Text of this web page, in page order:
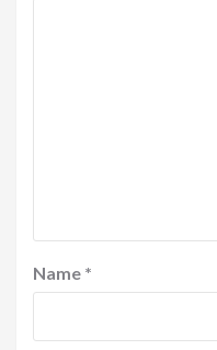
Name *